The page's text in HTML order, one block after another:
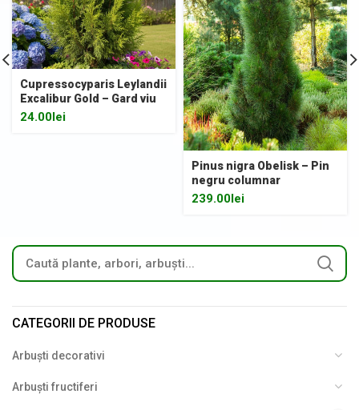
Cupressocyparis Leylandii
Excalibur Gold – Gard viu
24.00lei
Pinus nigra Obelisk – Pin
negru columnar
239.00lei
CATEGORII DE PRODUSE
Arbuști decorativi
Arbuști fructiferi